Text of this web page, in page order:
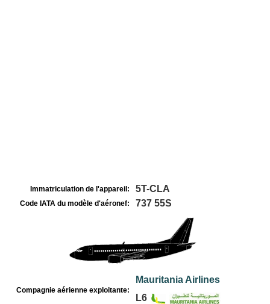
Immatriculation de l'appareil: 5T-CLA
Code IATA du modèle d'aéronef: 737 55S
Compagnie aérienne exploitante:
Mauritania Airlines
L6